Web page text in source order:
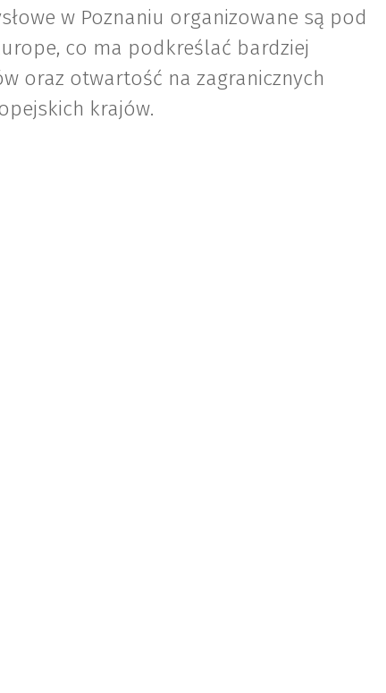
w Poznaniu organizowane są pod
co ma podkreślać bardziej
oraz otwartość na zagranicznych
krajów.